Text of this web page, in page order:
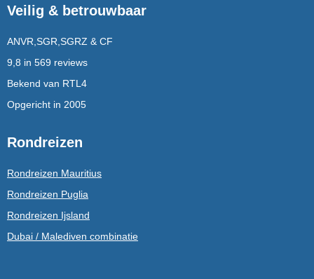
Veilig & betrouwbaar
ANVR,SGR,SGRZ & CF
9,8 in 569 reviews
Bekend van RTL4
Opgericht in 2005
Rondreizen
Rondreizen Mauritius
Rondreizen Puglia
Rondreizen Ijsland
Dubai / Malediven combinatie